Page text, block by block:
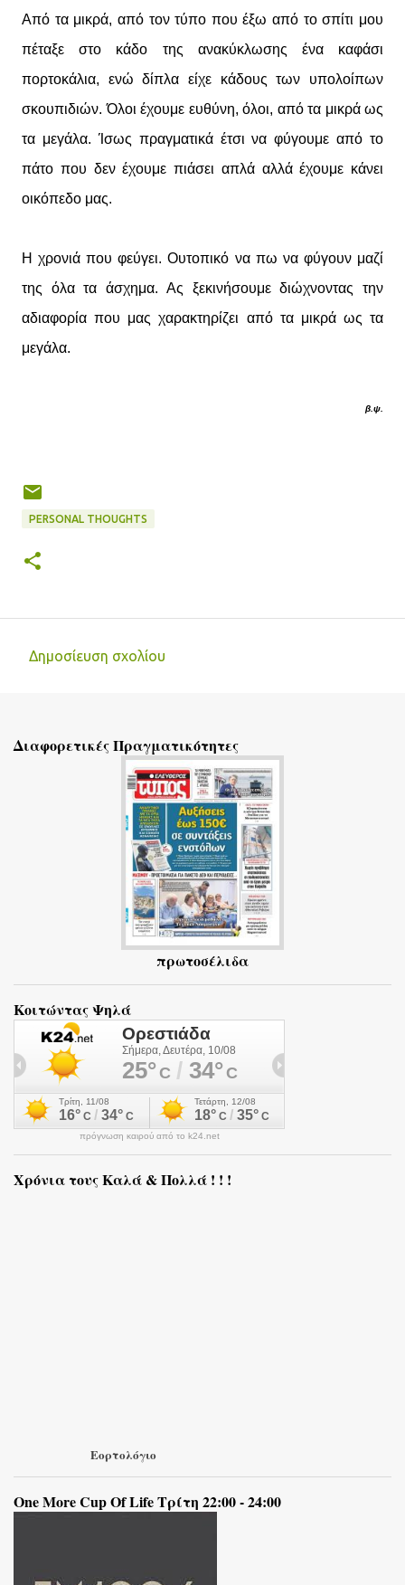
Από τα μικρά, από τον τύπο που έξω από το σπίτι μου
πέταξε στο κάδο της ανακύκλωσης ένα καφάσι
πορτοκάλια, ενώ δίπλα είχε κάδους των υπολοίπων
σκουπιδιών. Όλοι έχουμε ευθύνη, όλοι, από τα μικρά ως
τα μεγάλα. Ίσως πραγματικά έτσι να φύγουμε από το
πάτο που δεν έχουμε πιάσει απλά αλλά έχουμε κάνει
οικόπεδο μας.
Η χρονιά που φεύγει. Ουτοπικό να πω να φύγουν μαζί
της όλα τα άσχημα. Ας ξεκινήσουμε διώχνοντας την
αδιαφορία που μας χαρακτηρίζει από τα μικρά ως τα
μεγάλα.
β.ψ.
PERSONAL THOUGHTS
λ
Δημοσίευση σχολίου
Διαφορετικές Πραγματικότητες
πρωτοσέλιδα
Κοιτώντας Ψηλά
πρόγνωση καιρού από το k24.net
Χρόνια τους Καλά & Πολλά ! ! !
Εορτολόγιο
One More Cup Of Life Τρίτη 22:00 - 24:00